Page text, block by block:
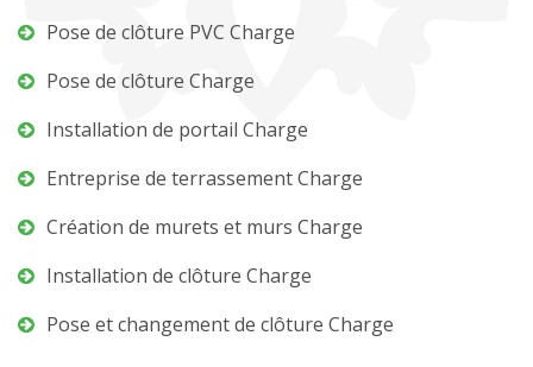
Pose de clôture PVC Charge
Pose de clôture Charge
Installation de portail Charge
Entreprise de terrassement Charge
Création de murets et murs Charge
Installation de clôture Charge
Pose et changement de clôture Charge